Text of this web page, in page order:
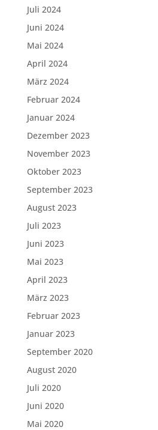
Juli 2024
Juni 2024
Mai 2024
April 2024
März 2024
Februar 2024
Januar 2024
Dezember 2023
November 2023
Oktober 2023
September 2023
August 2023
Juli 2023
Juni 2023
Mai 2023
April 2023
März 2023
Februar 2023
Januar 2023
September 2020
August 2020
Juli 2020
Juni 2020
Mai 2020